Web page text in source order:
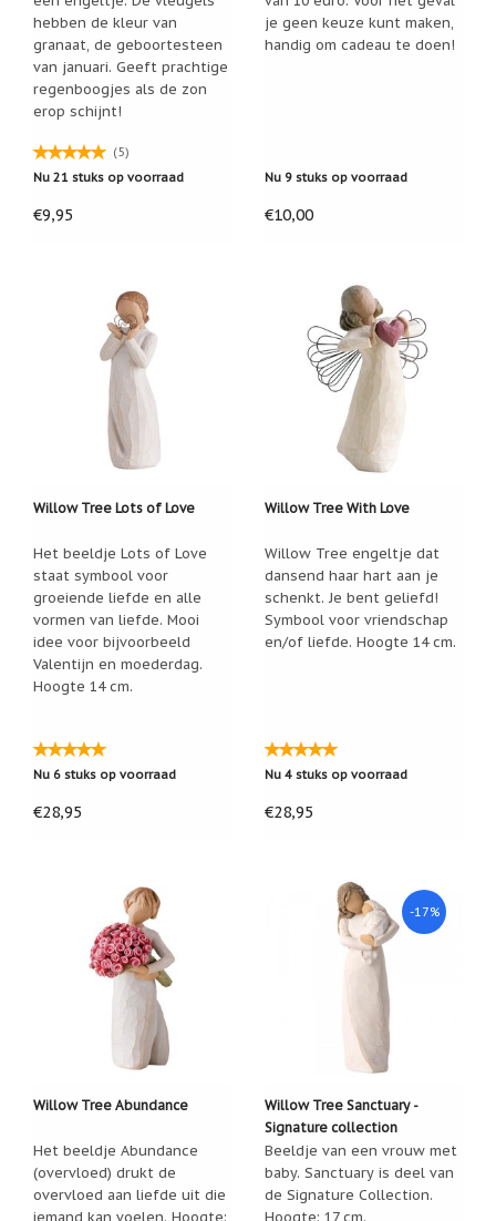
hebben de kleur van
granaat, de geboortesteen
van januari. Geeft prachtige
regenboogjes als de zon
erop schijnt!
(5)
Nu 21 stuks op voorraad
€9,95
je geen keuze kunt maken,
handig om cadeau te doen!
Nu 9 stuks op voorraad
€10,00
Willow Tree Lots of Love
Het beeldje Lots of Love
staat symbool voor
groeiende liefde en alle
vormen van liefde. Mooi
idee voor bijvoorbeeld
Valentijn en moederdag.
Hoogte 14 cm.
Nu 6 stuks op voorraad
€28,95
Willow Tree With Love
Willow Tree engeltje dat
dansend haar hart aan je
schenkt. Je bent geliefd!
Symbool voor vriendschap
en/of liefde. Hoogte 14 cm.
Nu 4 stuks op voorraad
€28,95
Willow Tree Abundance
Het beeldje Abundance
(overvloed) drukt de
overvloed aan liefde uit die
iemand kan voelen. Hoogte:
-17%
Willow Tree Sanctuary -
Signature collection
Beeldje van een vrouw met
baby. Sanctuary is deel van
de Signature Collection.
Hoogte: 17 cm.